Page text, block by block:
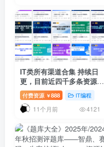
IT类所有渠道合集 持续日
更，目前近四千多条资源
年费用户微信私信获取权限
付费资源 ￥888 IT编程
11个月前 4121